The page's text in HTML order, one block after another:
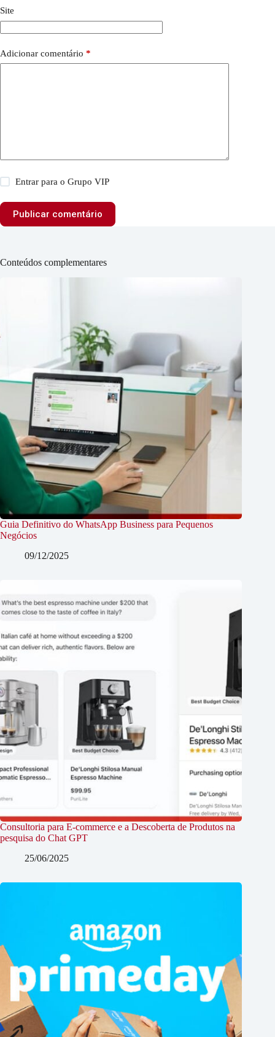
Site
Adicionar comentário *
Entrar para o Grupo VIP
Publicar comentário
Conteúdos complementares
Guia Definitivo do WhatsApp Business para Pequenos
Negócios
09/12/2025
Consultoria para E-commerce e a Descoberta de Produtos na
pesquisa do Chat GPT
25/06/2025